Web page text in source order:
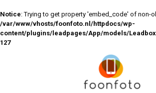
Notice: Trying to get property 'embed_code' of non-
/var/www/vhosts/foonfoto.nl/httpdocs/wp-
content/plugins/leadpages/App/models/
127